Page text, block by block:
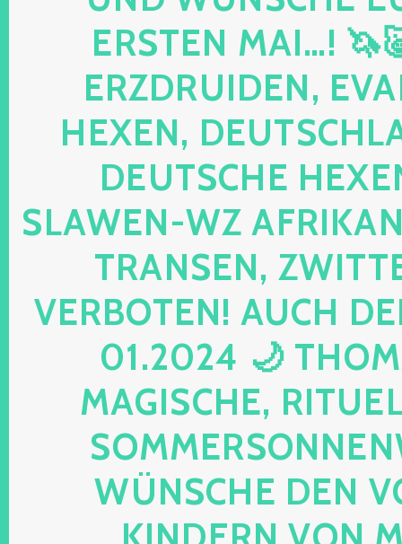
ERSTEN MAI…!
ERZDRUIDEN,
HEXEN,
DEUTSCHE
SLAWEN-WZ
TRANSEN,
VERBOTEN! AUCH
01.2024 🌙
MAGISCHE,
ÜNSCHE DEN